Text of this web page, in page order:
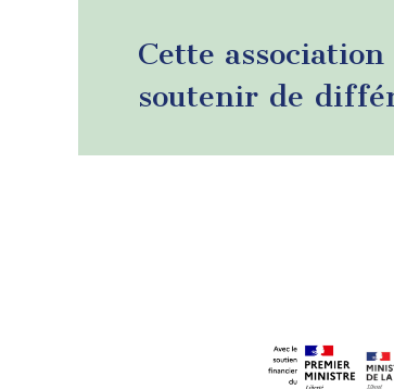
Cette
soutenir de